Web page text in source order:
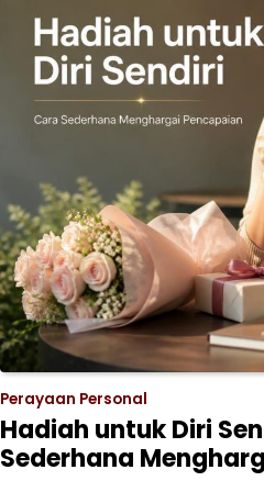
Perayaan Personal
Hadiah untuk Diri
Sederhana